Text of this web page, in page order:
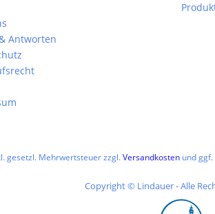
Antworten
gesetzl. Mehrwertsteuer zzgl.Versandkostenund ggf.
Copyright © Lindauer - Alle